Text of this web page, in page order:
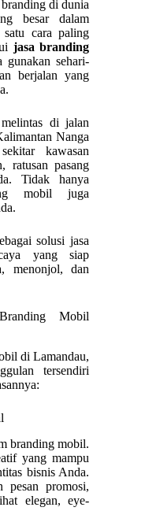
di dunia
besar dalam
satu cara paling
jasa branding
sehari-
berjalan yang
di jalan
Nanga
kawasan
ratusan pasang
Tidak hanya
mobil juga
solusi jasa
yang siap
menonjol, dan
Mobil
di Lamandau,
tersendiri
branding mobil.
yang mampu
bisnis Anda.
promosi,
elegan, eye-